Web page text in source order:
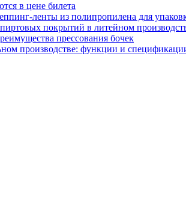
в цене билета
ленты из полипропилена для
покрытий в литейном
прессования бочек
производстве: функции и